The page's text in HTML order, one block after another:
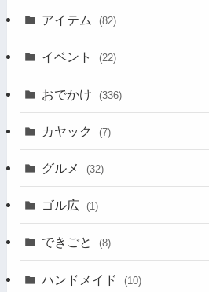
アイテム (82)
イベント (22)
おでかけ (336)
カヤック (7)
グルメ (32)
ゴル広 (1)
できごと (8)
ハンドメイド (10)